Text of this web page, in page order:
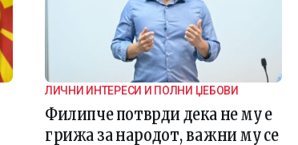
ЛИЧНИ ИНТЕРЕСИ И ПОЛНИ ЏЕБОВИ
Филипче потврди дека не му е
грижа за народот, важни му се